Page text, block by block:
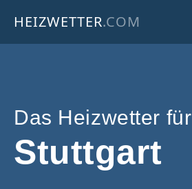
HEIZWETTER.COM
Das Heizwetter für
Stuttgart